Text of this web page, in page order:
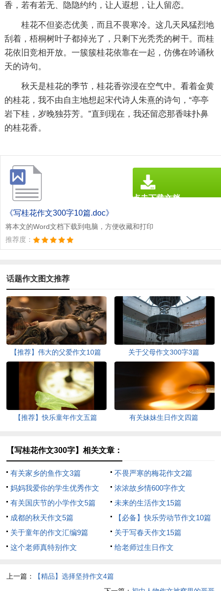
香，若有若无、隐隐约约，让人遐想，让人留恋。
桂花不但姿态优美，而且不畏寒冷。这几天风猛烈地
刮着，梧桐树叶子都掉光了，只剩下光秃秃的树干。而桂
花依旧竞相开放。一簇簇桂花依靠在一起，仿佛在吟诵秋
天的诗句。
秋天是桂花的季节，桂花香弥浸在空气中。看着金黄
的桂花，我不由自主地想起宋代诗人朱熹的诗句，“亭亭
岩下桂，岁晚独芬芳。”直到现在，我还留恋那香味扑鼻
的桂花香。
《写桂花作文300字10篇.doc》
将本文的Word文档下载到电脑，方便收藏和打印
推荐度：
点击下载文档
话题作文图文推荐
【推荐】伟大的父爱作文10篇 关于父母作文300字3篇
【推荐】快乐童年作文五篇 有关妹妹生日作文四篇
【写桂花作文300字】相关文章：
有关家乡的鱼作文3篇
不畏严寒的梅花作文2篇
妈妈我爱你的学生优秀作文
浓浓故乡情600字作文
有关国庆节的小学作文5篇
未来的生活作文15篇
成都的秋天作文5篇
【必备】快乐劳动节作文10篇
关于童年的作文汇编9篇
关于写春天作文15篇
这个老师真特别作文
给老师过生日作文
上一篇：
【精品】选择坚持作文4篇